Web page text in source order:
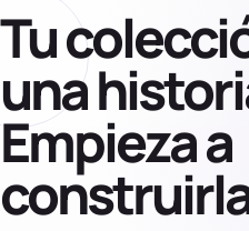
Tu
una
Empieza a